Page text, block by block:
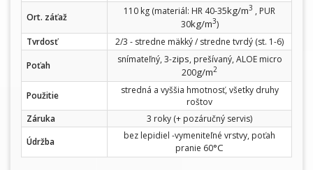
Ort. záťaž
110 kg (materiál: HR 40-35kg/m3 , PUR
30kg/m3)
Tvrdosť
2/3 - stredne mäkký / stredne tvrdý (st. 1-6)
Poťah
snímateľný, 3-zips, prešívaný, ALOE micro
200g/m2
Použitie
stredná a vyššia hmotnosť, všetky druhy
roštov
Záruka
3 roky (+ pozáručný servis)
Údržba
bez lepidiel -vymeniteľné vrstvy, poťah
pranie 60°C